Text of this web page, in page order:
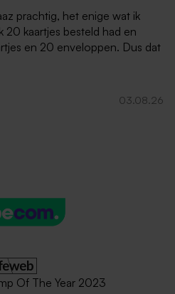
Okergele envelop met
puntklep
Muntgroene enveloppe met
puntklep (14 x 12,5 cm)
prachtig, het enige wat ik
20 kaartjes besteld had en
en 20 enveloppen. Dus dat
03.08.26
Of The Year 2023